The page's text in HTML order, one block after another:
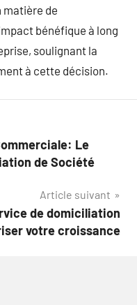
matière de
bénéfique à long
soulignant la
à cette décision.
Le
de Société
Article suivant
de domiciliation
votre croissance